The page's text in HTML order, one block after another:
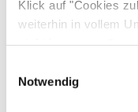
Klick auf "Cookies
weiterhin in vollem
steht in unserer
gelistet.
Notwendig